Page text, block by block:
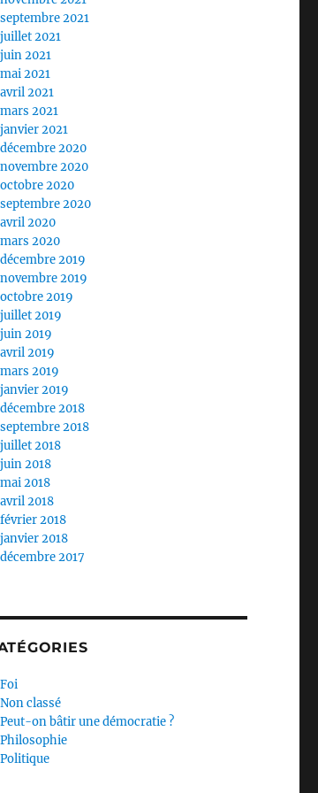
»
septembre 2021
juillet 2021
juin 2021
mai 2021
avril 2021
mars 2021
janvier 2021
décembre 2020
novembre 2020
octobre 2020
septembre 2020
avril 2020
mars 2020
décembre 2019
novembre 2019
octobre 2019
juillet 2019
juin 2019
avril 2019
mars 2019
janvier 2019
décembre 2018
septembre 2018
juillet 2018
juin 2018
mai 2018
avril 2018
février 2018
janvier 2018
décembre 2017
Foi
Non classé
Peut-on bâtir une démocratie ?
Philosophie
Politique